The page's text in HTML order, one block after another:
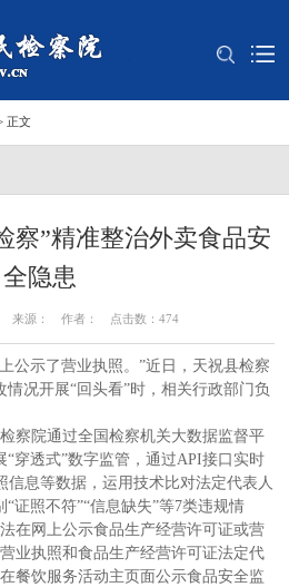
正文
察”精准整治外卖食品安
全隐患
来源： 作者： 点击数： 474
公示了营业执照。”近日，天祝县检察
况开展“回头看”时，相关行政部门负
察院通过全国检察机关大数据监督平
穿透式”数字监管，通过API接口实时
息等数据，运用技术比对法定代表人
证照不符”“信息缺失”等7类违规情
在网上公示食品生产经营许可证或营
业执照和食品生产经营许可证法定代
餐饮服务活动主页面公示食品安全监